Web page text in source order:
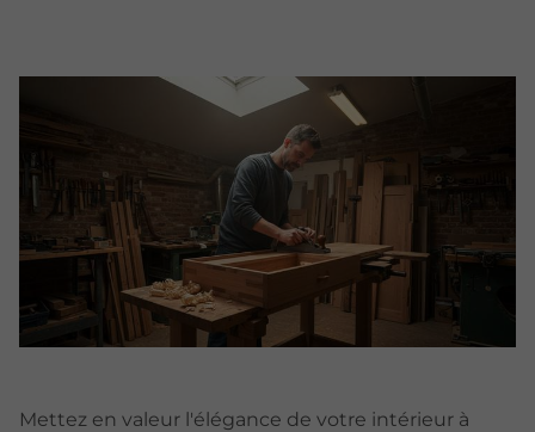
Mettez en valeur l'élégance de votre intérieur à